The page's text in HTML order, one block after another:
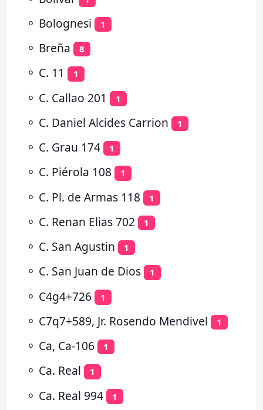
⚬ Bolognesi 1
⚬ Breña 8
⚬ C. 11 1
⚬ C. Callao 201 1
⚬ C. Daniel Alcides Carrion 1
⚬ C. Grau 174 1
⚬ C. Piérola 108 1
⚬ C. Pl. de Armas 118 1
⚬ C. Renan Elias 702 1
⚬ C. San Agustin 1
⚬ C. San Juan de Dios 1
⚬ C4g4+726 1
⚬ C7q7+589, Jr. Rosendo Mendivel 1
⚬ Ca, Ca-106 1
⚬ Ca. Real 1
⚬ Ca. Real 994 1